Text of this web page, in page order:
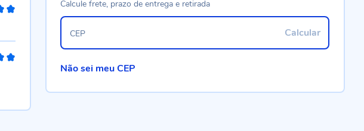
Calcule frete, prazo de entrega e retirada
Calcular
CEP
Não sei meu CEP